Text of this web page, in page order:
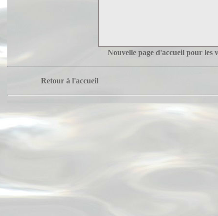
Nouvelle page d'accueil pour les
Retour à l'accueil